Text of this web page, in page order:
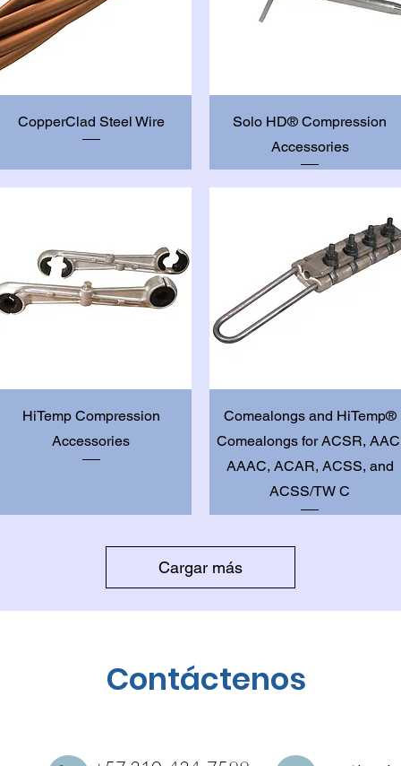
Vista rápida
CopperClad Steel Wire Vista rápida
Solo HD® Compression
Accessories
Vista rápida
HiTemp Compression
Accessories
Vista rápida
Comealongs and HiTemp®
Comealongs for ACSR,
AAAC, ACAR, ACSS, and
ACSS/TW C
Cargar más
Contáctenos